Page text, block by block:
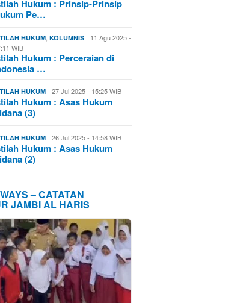
Hukum : Prinsip-Prinsip
Pe…
HUKUM ,KOLUMNIS
11 Agu 2025 -
WIB
Hukum : Perceraian di
…
HUKUM 27 Jul 2025 - 15:25 WIB
Hukum : Asas Hukum
(3)
HUKUM 26 Jul 2025 - 14:58 WIB
Hukum : Asas Hukum
(2)
– CATATAN
JAMBI AL HARIS